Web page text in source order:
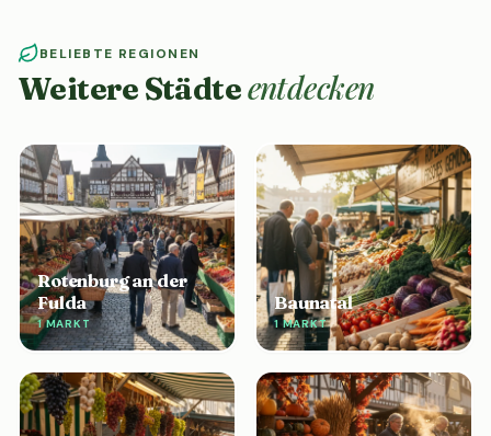
BELIEBTE REGIONEN
Weitere Städteentdecken
Rotenburg an der
Fulda
1 MARKT
Baunatal
1 MARKT